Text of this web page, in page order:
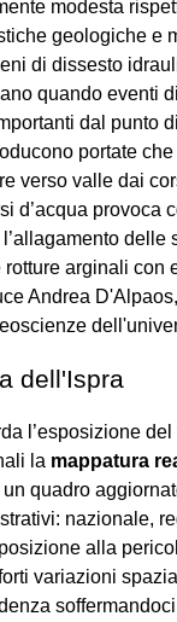
modesta
geologiche e
di dissesto
quando eventi
dal punto
portate
verso valle dai
d’acqua provoca
delle
arginali con
Andrea
dell'Ispra
l’esposizione
la mappatura
quadro
nazionale,
alla
variazioni